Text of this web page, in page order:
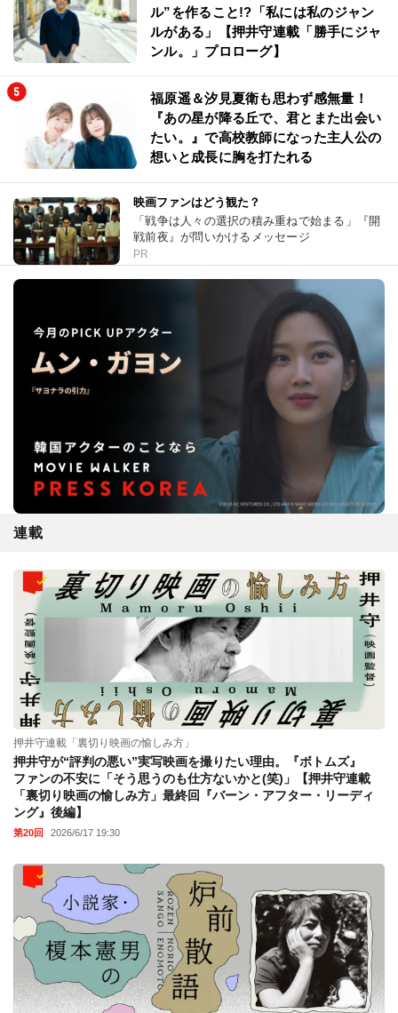
ル”を作ること!?「私には私のジャン
ルがある」【押井守連載「勝手にジャ
ンル。」プロローグ】
福原遥＆汐見夏衛も思わず感無量！
『あの星が降る丘で、君とまた出会い
たい。』で高校教師になった主人公の
想いと成長に胸を打たれる
映画ファンはどう観た？
「戦争は人々の選択の積み重ねで始まる」『開
戦前夜』が問いかけるメッセージ
PR
連載
押井守連載「裏切り映画の愉しみ方」
押井守が“評判の悪い”実写映画を撮りたい理由。『ボトムズ』
ファンの不安に「そう思うのも仕方ないかと(笑)」【押井守連載
「裏切り映画の愉しみ方」最終回『バーン・アフター・リーディ
ング』後編】
第20回 2026/6/17 19:30